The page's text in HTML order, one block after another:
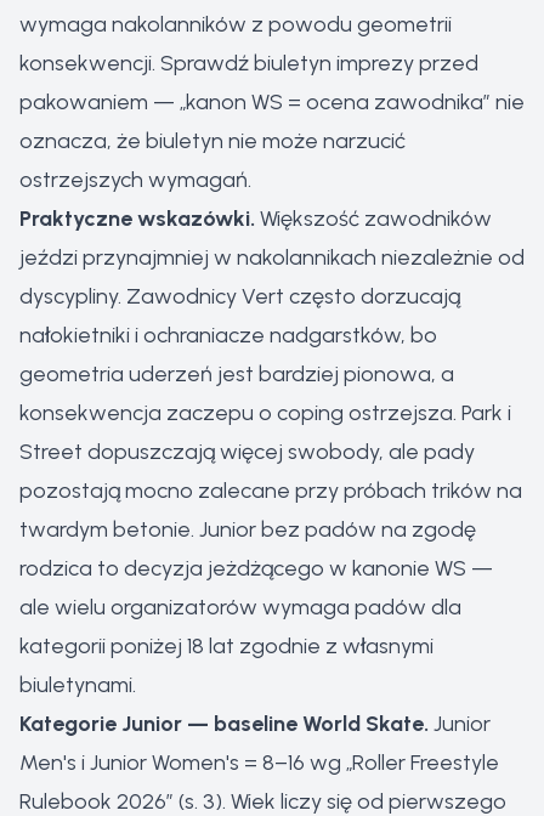
wymaga nakolanników z powodu geometrii
konsekwencji. Sprawdź biuletyn imprezy przed
pakowaniem — „kanon WS = ocena zawodnika” nie
oznacza, że biuletyn nie może narzucić
ostrzejszych wymagań.
Praktyczne wskazówki. Większość zawodników
jeździ przynajmniej w nakolannikach niezależnie od
dyscypliny. Zawodnicy Vert często dorzucają
nałokietniki i ochraniacze nadgarstków, bo
geometria uderzeń jest bardziej pionowa, a
konsekwencja zaczepu o coping ostrzejsza. Park i
Street dopuszczają więcej swobody, ale pady
pozostają mocno zalecane przy próbach trików na
twardym betonie. Junior bez padów na zgodę
rodzica to decyzja jeżdżącego w kanonie WS —
ale wielu organizatorów wymaga padów dla
kategorii poniżej 18 lat zgodnie z własnymi
biuletynami.
Kategorie Junior — baseline World Skate. Junior
Men's i Junior Women's = 8–16 wg „Roller Freestyle
Rulebook 2026” (s. 3). Wiek liczy się od pierwszego